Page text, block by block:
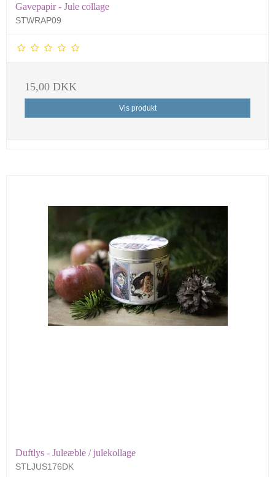
Gavepapir - Jule collage
STWRAP09
15,00 DKK
Vis produkt
Duftlys - Juleæble / julekollage
STLJUS176DK